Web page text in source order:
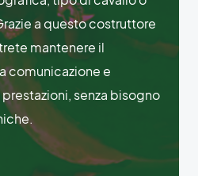
a questo costruttore
mantenere il
comunicazione e
senza bisogno